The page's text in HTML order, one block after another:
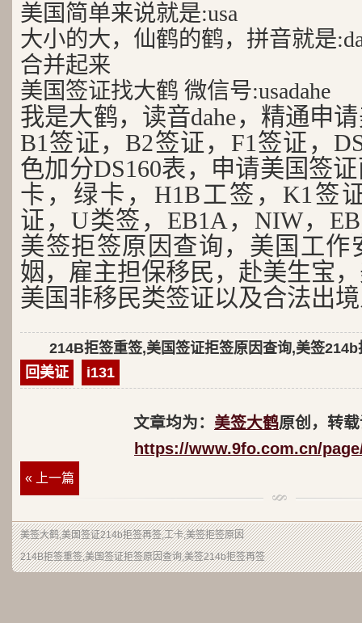
美国简单来说就是:usa
大小的大，仙鹤的鹤，拼音就是
合并起来
美国签证找大鹤 微信号:usadahe
我是大鹤，读音dahe，精通申
B1签证，B2签证，F1签证，
色加分DS160表，申请美国签
卡，绿卡，H1B工签，K1签
证，U类签，EB1A，NIW，
美签拒签原因查询，美国工作
姻，雇主担保移民，赴美生宝
美国非移民类签证以及合法出
214B拒签重签,美国签证拒签原因查询,美签214b
回美证
i131
文章均为： 美签大鹤原创，转
https://www.9fo.com.cn/
« 上一篇
美签大鹤,美国签证214b拒签再签,工卡,美签拒签原因
214B拒签重签,美国签证拒签原因查询,美签214b拒签再签